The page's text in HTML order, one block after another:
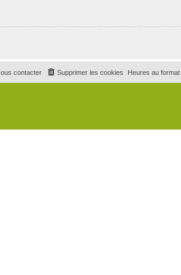
Heures au format
Supprimer les cookies
contacter